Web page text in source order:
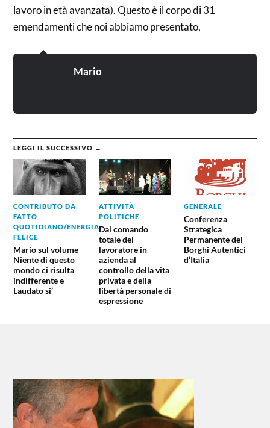
lavoro in età avanzata). Questo è il corpo di 31
emendamenti che noi abbiamo presentato,
Mario
LEGGI IL SUCCESSIVO →
CONTRIBUTO DA
FATTO
QUOTIDIANO/ENERGIA
FELICE
Mario sul volume
Niente di questo
mondo ci risulta
indifferente e
Laudato si’
ATTIVITÀ
POLITICHE
Dal comando
totale del
lavoratore in
azienda al
controllo della vita
privata e della
libertà personale di
espressione
GENERALE
Conferenza
Strategica
Permanente dei
Borghi Autentici
d’Italia